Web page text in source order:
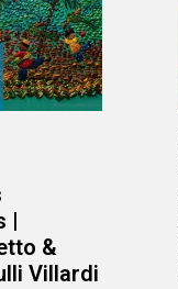
&
Villardi